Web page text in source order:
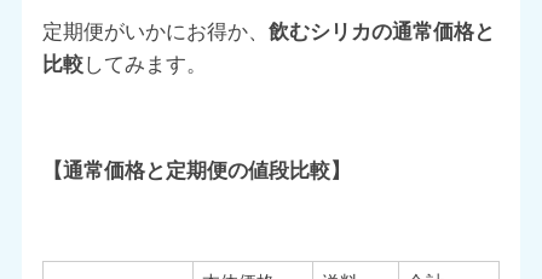
定期便がいかにお得か、 飲むシリカの通常価格と
比較してみます。
【通常価格と定期便の値段比較】